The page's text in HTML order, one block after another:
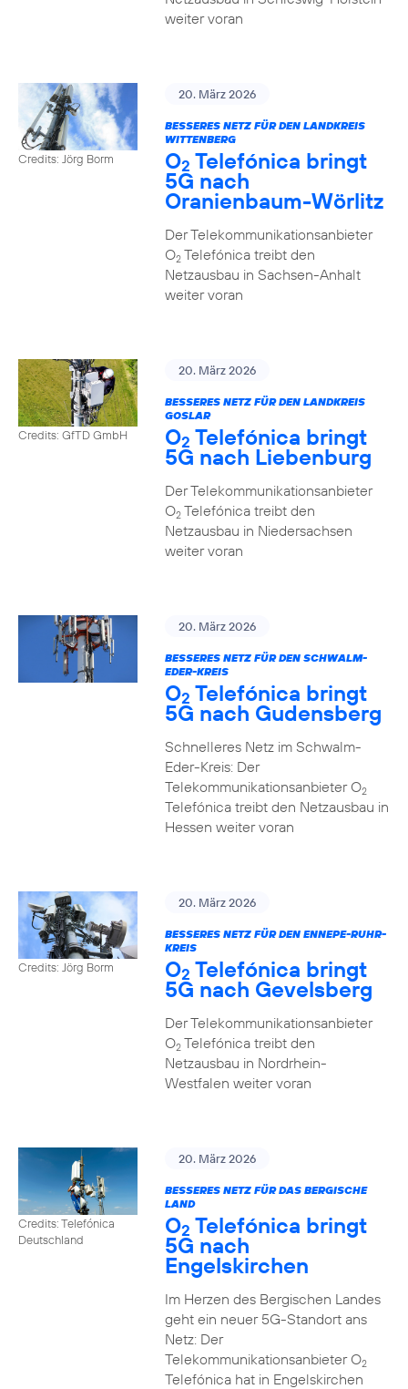
weiter voran
Credits: Jörg Borm
20. März 2026
BESSERES NETZ FÜR DEN LANDKREIS
WITTENBERG
O2 Telefónica bringt
5G nach
Oranienbaum-Wörlitz
Der Telekommunikationsanbieter
O2Telefónica treibt den
Netzausbau in Sachsen-Anhalt
weiter voran
Credits: GfTD GmbH
20. März 2026
BESSERES NETZ FÜR DEN LANDKREIS
GOSLAR
O2 Telefónica bringt
5G nach Liebenburg
Der Telekommunikationsanbieter
O2Telefónica treibt den
Netzausbau in Niedersachsen
weiter voran
20. März 2026
BESSERES NETZ FÜR DEN SCHWALM-
EDER-KREIS
O2 Telefónica bringt
5G nach Gudensberg
Schnelleres Netz im Schwalm-
Eder-Kreis: Der
Telekommunikationsanbieter O2
Telefónica treibt den Netzausbau in
Hessen weiter voran
Credits: Jörg Borm
20. März 2026
BESSERES NETZ FÜR DEN ENNEPE-RUHR-
KREIS
O2 Telefónica bringt
5G nach Gevelsberg
Der Telekommunikationsanbieter
O2Telefónica treibt den
Netzausbau in Nordrhein-
Westfalen weiter voran
Credits: Telefónica
Deutschland
20. März 2026
BESSERES NETZ FÜR DAS BERGISCHE
LAND
O2 Telefónica bringt
5G nach
Engelskirchen
Im Herzen des Bergischen Landes
geht ein neuer 5G-Standort ans
Netz: Der
Telekommunikationsanbieter O2
Telefónica hat in Engelskirchen